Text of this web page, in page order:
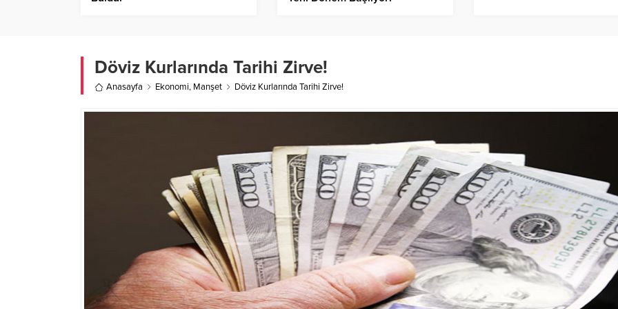
Döviz Kurlarında Tarihi Zirve!
Anasayfa Ekonomi, Manşet Döviz Kurlarında Tarihi Zirve!